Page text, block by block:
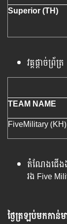
Superior (TH)
វគ្គ​ផ្ដាច់​ព្រ័ត្រ​
TEAM NAME
FiveMilitary (KH)
តំណែង​ជើង
រង​ Five
ថ្ងៃ​ត្រឡប់​មក​កាន់